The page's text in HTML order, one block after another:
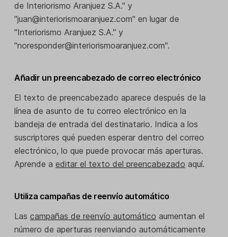
de Interiorismo Aranjuez S.A." y
"juan@interiorismoaranjuez.com" en lugar de
"Interiorismo Aranjuez S.A." y
"noresponder@interiorismoaranjuez.com".
Añadir un preencabezado de correo electrónico
El texto de preencabezado aparece después de la
línea de asunto de tu correo electrónico en la
bandeja de entrada del destinatario. Indica a los
suscriptores qué pueden esperar dentro del correo
electrónico, lo que puede provocar más aperturas.
Aprende a editar el texto del preencabezado aquí.
Utiliza campañas de reenvío automático
Las campañas de reenvío automático aumentan el
número de aperturas reenviando automáticamente